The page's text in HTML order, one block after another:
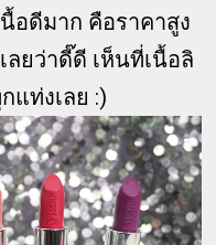
อดีมาก คือราคาสูง
ยว่าดี๊ดี เห็นที่เนื้อลิ
แท่งเลย :)